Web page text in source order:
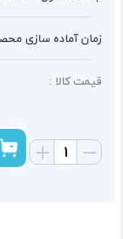
زمان آماده سازی محصول : 10
قیمت کالا :